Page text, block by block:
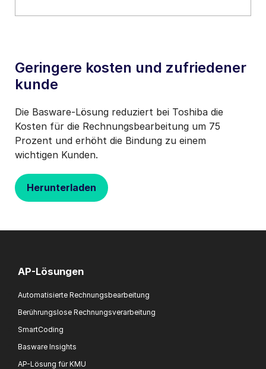
Geringere kosten und zufriedener
kunde
Die Basware-Lösung reduziert bei Toshiba die
Kosten für die Rechnungsbearbeitung um 75
Prozent und erhöht die Bindung zu einem
wichtigen Kunden.
Herunterladen
AP-Lösungen
Automatisierte Rechnungsbearbeitung
Berührungslose Rechnungsverarbeitung
SmartCoding
Basware Insights
AP-Lösung für KMU